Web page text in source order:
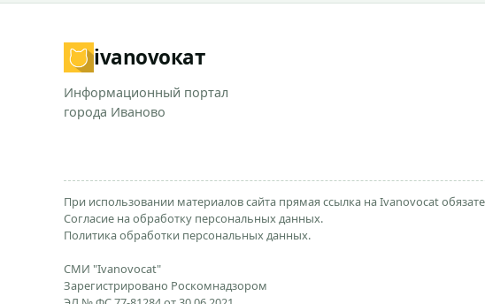
ivanovoкат
Информационный портал
города Иваново
При использовании материалов сайта прямая ссылка на Ivanovocat
Согласие на обработку персональных данных.
Политика обработки персональных данных.
СМИ "Ivanovocat"
Зарегистрировано Роскомнадзором